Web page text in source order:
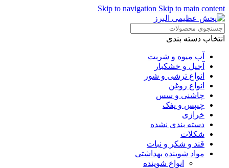
Skip to navigation Skip to main content
انتخاب دسته بندی
آب میوه و شربت
آجیل و خشکبار
انواع ترشی و شور
انواع روغن
چاشنی و سس
چیپس و پفک
خرازی
دسته بندی نشده
شکلات
قند و شکر و نبات
مواد شوینده بهداشتی
انواع شوینده